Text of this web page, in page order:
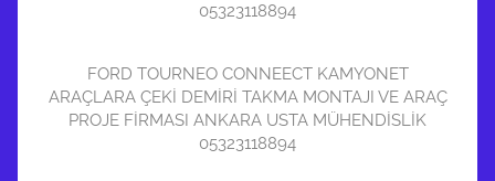
05323118894
FORD TOURNEO CONNEECT KAMYONET
ARAÇLARA ÇEKİ DEMİRİ TAKMA MONTAJI VE ARAÇ
PROJE FİRMASI ANKARA USTA MÜHENDİSLİK
05323118894